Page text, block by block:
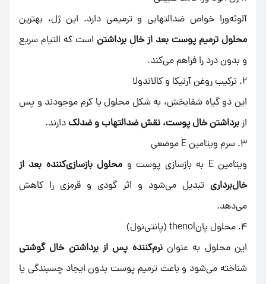
آلوئه‌ورا خواص ضدالتهابی و ترمیمی دارد. این ژل، بهترین
محلول ترمیم پوست بعد از خال برداشتن است که التیام سریع
و بدون درد را فراهم می‌کند.
۲. ترکیب روغن آرنیکا و کالاندولا
این دو گیاه شفابخش، به شکل محلول یا کرم موجودند و پس
ازبرداشتن خال پوست، نقش ضدالتهاب و ضدلکدارند.
۳. سرم ویتامین E موضعی
ویتامین E به بازسازی پوست و
محلول بازسازی‌کننده بعد از
خال‌برداری تبدیل می‌شود و اثر گودی و قرمزی را کاهش
می‌دهد.
۴. محلول پانthenol (پانتی‌نول)
این محلول به عنواننرم‌کننده پس از برداشتن خال گوشتی
شناخته می‌شود و باعث ترمیم پوست بدون ایجاد چسبندگی یا